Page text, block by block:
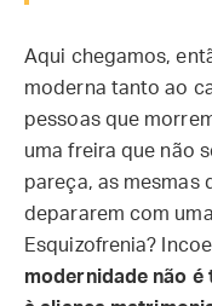
Aqui chegamos,
moderna tanto ao
pessoas que
uma freira que não
pareça, as mesmas
depararem com
Esquizofrenia?
modernidade não